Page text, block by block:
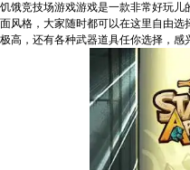
饥饿竞技场游戏游戏是一款非常好玩
面风格，大家随时都可以在这里自由
极高，还有各种武器道具任你选择，感